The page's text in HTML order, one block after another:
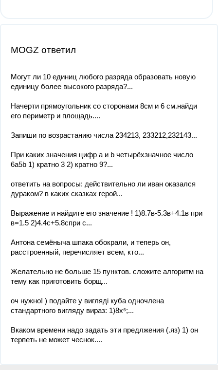
MOGZ ответил
Могут ли 10 единиц любого разряда образовать новую
единицу более высокого разряда?...
Начерти прямоугольник со сторонами 8см и 6 см.найди
его периметр и площадь....
Запиши по возрастанию числа 234213, 233212,232143...
При каких значения цифр a и b четырёхзначное число
6a5b 1) кратно 3 2) кратно 9?...
ответить на вопросы: действительно ли иван оказался
дураком? в каких сказках герой...
Выражение и найдите его значение ! 1)8.7в-5.3в+4.1в при
в=1.5 2)4.4с+5.8спри с...
Антона семёныча шпака обокрали, и теперь он,
расстроенный, перечисляет всем, кто...
Желательно не больше 15 пунктов. сложите алгоритм на
тему как приготовить борщ...
оч нужно! ) подайте у виглядi куба одночлена
стандартного вигляду вираз: 1)8х⁶;...
Вкаком времени надо задать эти предлжения (.яз) 1) он
терпеть не может чеснок....